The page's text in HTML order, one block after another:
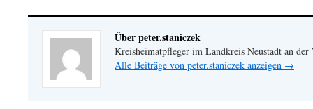
Über peter.staniczek
Kreisheimatpfleger im Landkreis Neustadt an der
Alle Beiträge von peter.staniczek anzeigen →